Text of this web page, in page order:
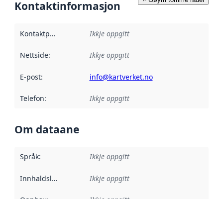
Kontaktinformasjon
Kontaktpunkt Ikkje oppgitt
Nettside: Ikkje oppgitt
E-post: info@kartverket.no
Telefon: Ikkje oppgitt
Om dataane
Språk: Ikkje oppgitt
Innhaldsleverandørar :
Ikkje oppgitt